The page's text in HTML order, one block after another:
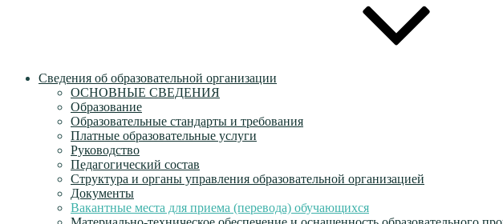
Сведения об образовательной организации
ОСНОВНЫЕ СВЕДЕНИЯ
Образование
Образовательные стандарты и требования
Платные образовательные услуги
Руководство
Педагогический состав
Структура и органы управления образовательной организацией
Документы
Вакантные места для приема (перевода) обучающихся